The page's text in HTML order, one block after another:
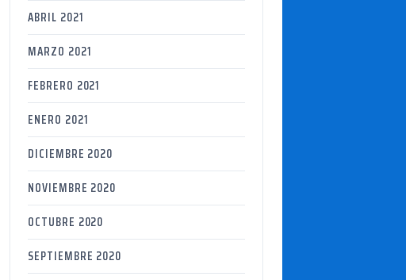
ABRIL 2021
MARZO 2021
FEBRERO 2021
ENERO 2021
DICIEMBRE 2020
NOVIEMBRE 2020
OCTUBRE 2020
SEPTIEMBRE 2020